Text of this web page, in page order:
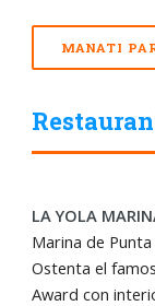
MANATI
LA YOLA
Marina de Punta
Ostenta el
Award con